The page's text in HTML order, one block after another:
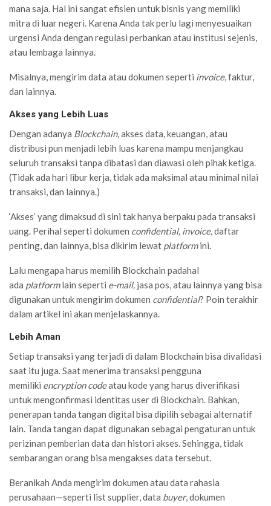
mana saja. Hal ini sangat efisien untuk bisnis yang memiliki
mitra di luar negeri. Karena Anda tak perlu lagi menyesuaikan
urgensi Anda dengan regulasi perbankan atau institusi sejenis,
atau lembaga lainnya.
Misalnya, mengirim data atau dokumen seperti invoice, faktur,
dan lainnya.
Akses yang Lebih Luas
Dengan adanya Blockchain,akses data, keuangan, atau
distribusi pun menjadi lebih luas karena mampu menjangkau
seluruh transaksi tanpa dibatasi dan diawasi oleh pihak ketiga.
(Tidak ada hari libur kerja, tidak ada maksimal atau minimal nilai
transaksi, dan lainnya.)
‘Akses’ yang dimaksud di sini tak hanya berpaku pada transaksi
uang. Perihal seperti dokumen confidential, invoice,daftar
penting, dan lainnya, bisa dikirim lewat platformini.
Lalu mengapa harus memilih Blockchain padahal
ada platformlain seperti e-mail, jasa pos, atau lainnya yang bisa
digunakan untuk mengirim dokumen confidential? Poin terakhir
dalam artikel ini akan menjelaskannya.
Lebih Aman
Setiap transaksi yang terjadi di dalam Blockchain bisa divalidasi
saat itu juga. Saat menerima transaksi pengguna
memiliki encryption codeatau kode yang harus diverifikasi
untuk mengonfirmasi identitas user di Blockchain. Bahkan,
penerapan tanda tangan digital bisa dipilih sebagai alternatif
lain. Tanda tangan dapat digunakan sebagai pengaturan untuk
perizinan pemberian data dan histori akses. Sehingga, tidak
sembarangan orang bisa mengakses data tersebut.
Beranikah Anda mengirim dokumen atau data rahasia
perusahaan—seperti list supplier, data buyer, dokumen